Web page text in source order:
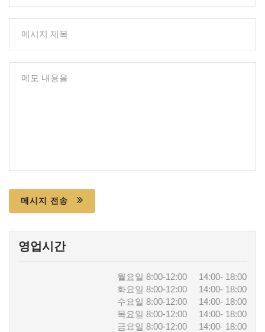
메시지 전송
영업시간
월요일 8:00-12:00 14:00- 18:00
화요일 8:00-12:00 14:00- 18:00
수요일 8:00-12:00 14:00- 18:00
목요일 8:00-12:00 14:00- 18:00
금요일 8:00-12:00 14:00- 18:00